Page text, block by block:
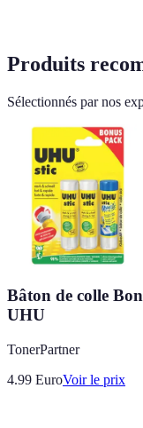
Produits
Sélectionnés par nos
Bâton de colle
UHU
TonerPartner
4.99 EuroVoir le prix